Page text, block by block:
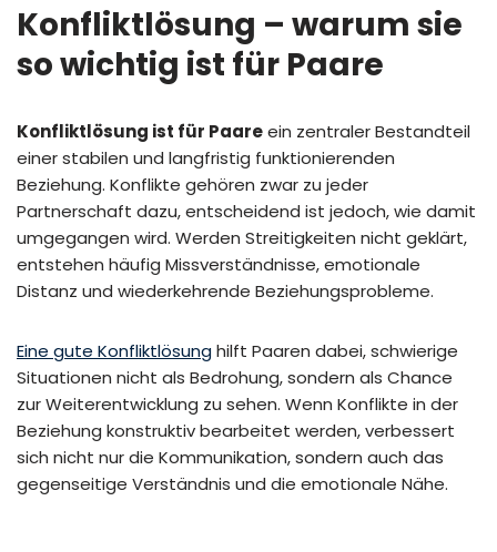
Konfliktlösung – warum sie
so wichtig ist für Paare
Konfliktlösung ist für Paareein zentraler Bestandteil
einer stabilen und langfristig funktionierenden
Beziehung. Konflikte gehören zwar zu jeder
Partnerschaft dazu, entscheidend ist jedoch, wie damit
umgegangen wird. Werden Streitigkeiten nicht geklärt,
entstehen häufig Missverständnisse, emotionale
Distanz und wiederkehrende Beziehungsprobleme.
Eine gute Konfliktlösunghilft Paaren dabei, schwierige
Situationen nicht als Bedrohung, sondern als Chance
zur Weiterentwicklung zu sehen. Wenn Konflikte in der
Beziehung konstruktiv bearbeitet werden, verbessert
sich nicht nur die Kommunikation, sondern auch das
gegenseitige Verständnis und die emotionale Nähe.